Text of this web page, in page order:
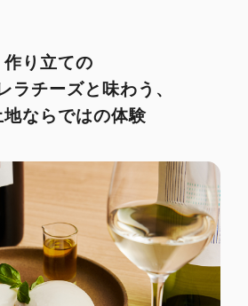
作り立ての
ラチーズと味わう、
地ならではの体験